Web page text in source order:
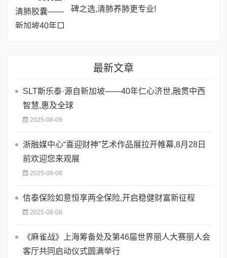
碑之选,清肺养肺更专业!
最新文章
SLT斯乐泰·源自新加坡——40年仁心济世,融贯中西
智慧,惠及全球
2025-08-09
浙融媒中心“喜迎财神”艺术作品展拉开帷幕,8月28日
前欢迎您来观展
2025-08-08
信泰保险如意恒享两全保险,开启稳健财富新征程
2025-08-08
《麻雀战》上海筹备处及第46届世界丽人大赛丽人会
客厅共同启动仪式圆满举行